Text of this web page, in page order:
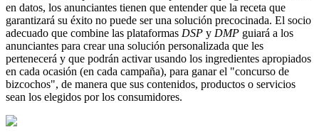
en datos, los anunciantes tienen que entender que la receta que
garantizará su éxito no puede ser una solución precocinada. El socio
adecuado que combine las plataformas DSP y DMP guiará a los
anunciantes para crear una solución personalizada que les
pertenecerá y que podrán activar usando los ingredientes apropiados
en cada ocasión (en cada campaña), para ganar el "concurso de
bizcochos", de manera que sus contenidos, productos o servicios
sean los elegidos por los consumidores.